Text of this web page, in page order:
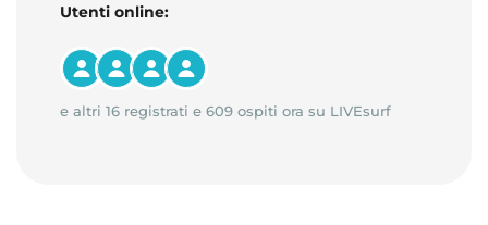
Utenti online:
e altri 16 registrati e 609 ospiti ora su LIVEsurf